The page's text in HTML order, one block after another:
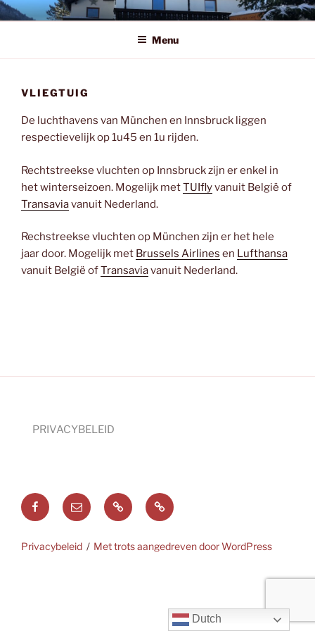
Spring
naar
inhoud
HOLZERECK
Menu
VLIEGTUIG
De luchthavens van München en Innsbruck liggen
respectievelijk op 1u45 en 1u rijden.
Rechtstreekse vluchten op Innsbruck zijn er enkel in
het winterseizoen. Mogelijk metTUIflyvanuit België of
Transaviavanuit Nederland.
Rechstreekse vluchten op München zijn er het hele
jaar door. Mogelijk met Brussels Airlines en Lufthansa
vanuit België ofTransaviavanuit Nederland.
PRIVACYBELEID
Facebook
E-
mail
DeutschEnglish
Privacybeleid Met trots aangedreven door WordPress
Dutch